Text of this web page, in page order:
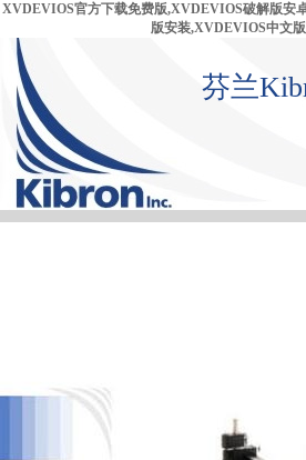
XVDEVIOS官方下载免费版,XVDEVIOS破解版安
版安装,XVDEVIOS中文
芬兰
首 页